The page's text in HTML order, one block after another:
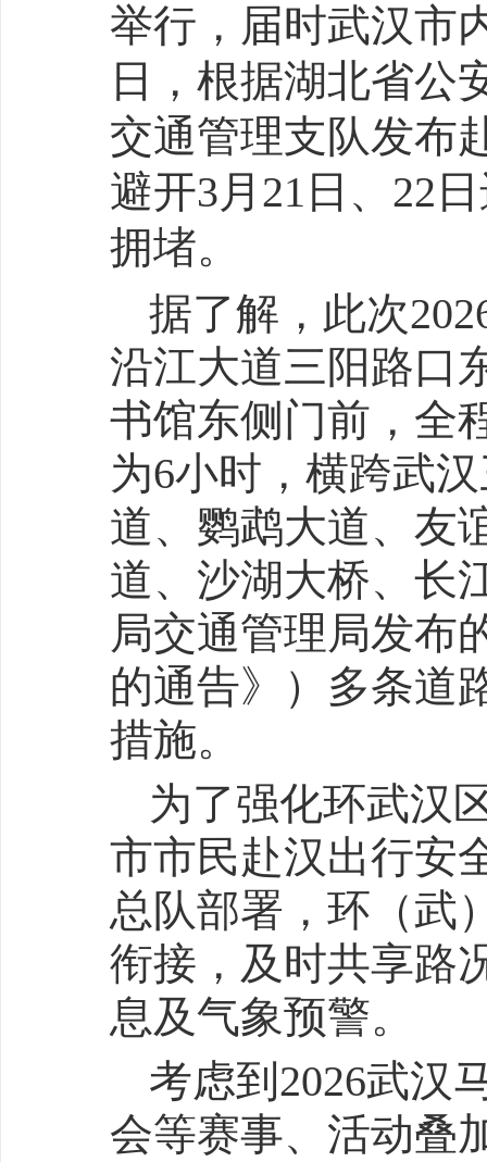
举行，届时武汉市
日，根据湖北省公
交通管理支队发布
避开3月21日、22
拥堵。
据了解，此次
沿江大道三阳路口
书馆东侧门前，全
为6小时，横跨武
道、鹦鹉大道、友
道、沙湖大桥、长
局交通管理局发布
的通告》）多条道
措施。
为了强化环武汉
市市民赴汉出行安
总队部署，环（武
衔接，及时共享路
息及气象预警。
考虑到2026武汉
会等赛事、活动叠